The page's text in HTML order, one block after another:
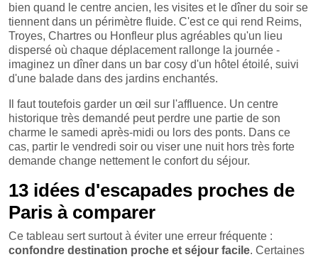
bien quand le centre ancien, les visites et le dîner du soir se
tiennent dans un périmètre fluide. C'est ce qui rend Reims,
Troyes, Chartres ou Honfleur plus agréables qu'un lieu
dispersé où chaque déplacement rallonge la journée -
imaginez un dîner dans un bar cosy d'un hôtel étoilé, suivi
d'une balade dans des jardins enchantés.
Il faut toutefois garder un œil sur l'affluence. Un centre
historique très demandé peut perdre une partie de son
charme le samedi après-midi ou lors des ponts. Dans ce
cas, partir le vendredi soir ou viser une nuit hors très forte
demande change nettement le confort du séjour.
13 idées d'escapades proches de
Paris à comparer
Ce tableau sert surtout à éviter une erreur fréquente :
confondre destination proche et séjour facile. Certaines